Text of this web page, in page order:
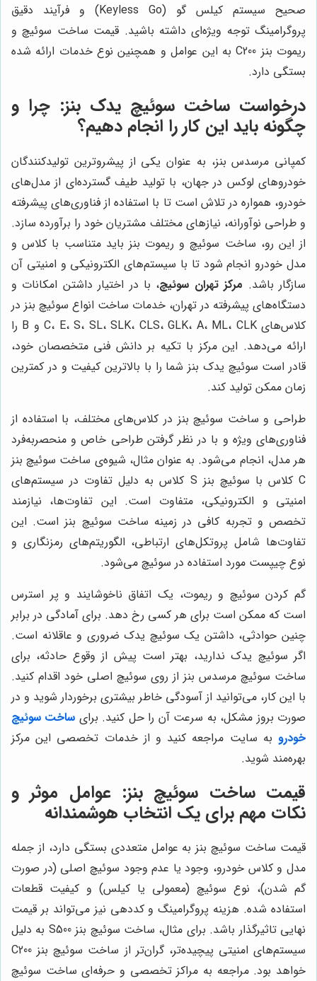
صحیح سیستم کیلس گو (Keyless Go) و فرآیند دقیق
پروگرامینگ توجه ویژه‌ای داشته باشید. قیمت ساخت سوئیچ و
ریموت بنز C200 به این عوامل و همچنین نوع خدمات ارائه شده
بستگی دارد.
درخواست ساخت سوئیچ یدک بنز: چرا و
چگونه باید این کار را انجام دهیم؟
کمپانی مرسدس بنز، به عنوان یکی از پیشروترین تولیدکنندگان
خودروهای لوکس در جهان، با تولید طیف گسترده‌ای از مدل‌های
خودرو، همواره در تلاش است تا با استفاده از فناوری‌های پیشرفته
و طراحی نوآورانه، نیازهای مختلف مشتریان خود را برآورده سازد.
از این رو، ساخت سوئیچ و ریموت بنز باید متناسب با کلاس و
مدل خودرو انجام شود تا با سیستم‌های الکترونیکی و امنیتی آن
سازگار باشد. مرکز تهران سوئیچ، با در اختیار داشتن امکانات و
دستگاه‌های پیشرفته در تهران، خدمات ساخت انواع سوئیچ بنز در
کلاس‌های C، E، S، SL، SLK، CLS، GLK، A، ML، CLK و B را
ارائه می‌دهد. این مرکز با تکیه بر دانش فنی متخصصان خود،
قادر است سوئیچ یدک بنز شما را با بالاترین کیفیت و در کمترین
زمان ممکن تولید کند.
طراحی و ساخت سوئیچ بنز در کلاس‌های مختلف، با استفاده از
فناوری‌های ویژه و با در نظر گرفتن طراحی خاص و منحصربه‌فرد
هر مدل، انجام می‌شود. به عنوان مثال، شیوه‌ی ساخت سوئیچ بنز
C کلاس با سوئیچ بنز S کلاس به دلیل تفاوت در سیستم‌های
امنیتی و الکترونیکی، متفاوت است. این تفاوت‌ها، نیازمند
تخصص و تجربه کافی در زمینه ساخت سوئیچ بنز است. این
تفاوت‌ها شامل پروتکل‌های ارتباطی، الگوریتم‌های رمزنگاری و
نوع چیپست مورد استفاده در سوئیچ می‌شود.
گم کردن سوئیچ و ریموت، یک اتفاق ناخوشایند و پر استرس
است که ممکن است برای هر کسی رخ دهد. برای آمادگی در برابر
چنین حوادثی، داشتن یک سوئیچ یدک ضروری و عاقلانه است.
اگر سوئیچ یدک ندارید، بهتر است پیش از وقوع حادثه، برای
ساخت سوئیچ مرسدس بنز از روی سوئیچ اصلی خود اقدام کنید.
با این کار، می‌توانید از آسودگی خاطر بیشتری برخوردار شوید و در
صورت بروز مشکل، به سرعت آن را حل کنید. برای ساخت سوئیچ
خودرو به سایت مراجعه کنید و از خدمات تخصصی این مرکز
بهره‌مند شوید.
قیمت ساخت سوئیچ بنز: عوامل موثر و
نکات مهم برای یک انتخاب هوشمندانه
قیمت ساخت سوئیچ بنز به عوامل متعددی بستگی دارد، از جمله
مدل و کلاس خودرو، وجود یا عدم وجود سوئیچ اصلی (در صورت
گم شدن)، نوع سوئیچ (معمولی یا کیلس) و کیفیت قطعات
استفاده شده. هزینه پروگرامینگ و کددهی نیز می‌تواند بر قیمت
نهایی تاثیرگذار باشد. برای مثال، ساخت سوئیچ بنز S500 به دلیل
سیستم‌های امنیتی پیچیده‌تر، گران‌تر از ساخت سوئیچ بنز C200
خواهد بود. مراجعه به مراکز تخصصی و حرفه‌ای ساخت سوئیچ